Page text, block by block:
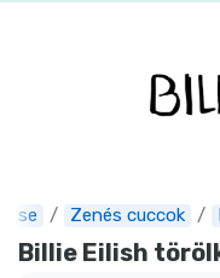
Zenés cuccok
Billie Eilish
Legújabb
Express
Előrendelhető